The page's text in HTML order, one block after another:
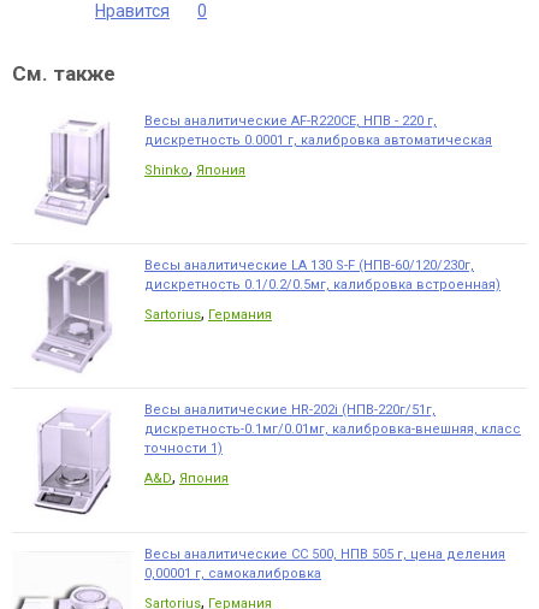
Нравится 0
См. также
Весы аналитические AF-R220CE, НПВ - 220 г,
дискретность 0.0001 г, калибровка автоматическая
Shinko, Япония
Весы аналитические LA 130 S-F (НПВ-60/120/230г,
дискретность 0.1/0.2/0.5мг, калибровка встроенная)
Sartorius, Германия
Весы аналитические HR-202i (НПВ-220г/51г,
дискретность-0.1мг/0.01мг, калибровка-внешняя, класс
точности 1)
A&D, Япония
Весы аналитические CC 500, НПВ 505 г, цена деления
0,00001 г, самокалибровка
Sartorius, Германия